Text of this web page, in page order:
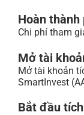
Hoàn thành
Chi phí tham
Mở tài
Mở tài khoản
SmartInvest
Bắt đầu